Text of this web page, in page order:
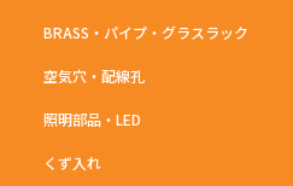
BRASS・パイプ・グラスラック
空気穴・配線孔
照明部品・LED
くず入れ